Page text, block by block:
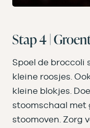
Stap 4 |
Spoel de broccoli
kleine roosjes.
kleine blokjes.
stoomschaal met
stoomoven. Zorg